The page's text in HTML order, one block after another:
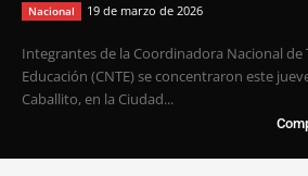
Nacional 19 de marzo de 2026
Integrantes de la Coordinadora Nacional de
Educación (CNTE) se concentraron este
Caballito, en la Ciudad...